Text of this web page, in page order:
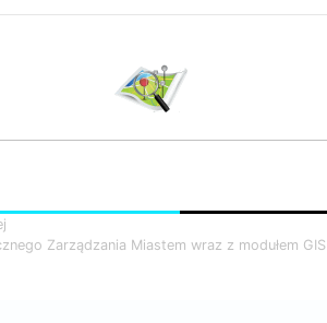
Zarządzania Miastem wraz z modułem GIS